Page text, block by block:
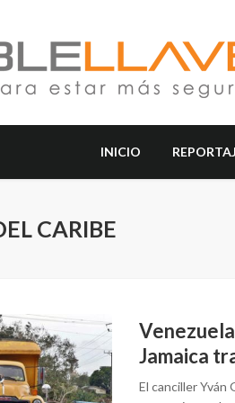
INICIO
CARIBE
Jamaica
El canciller Yván